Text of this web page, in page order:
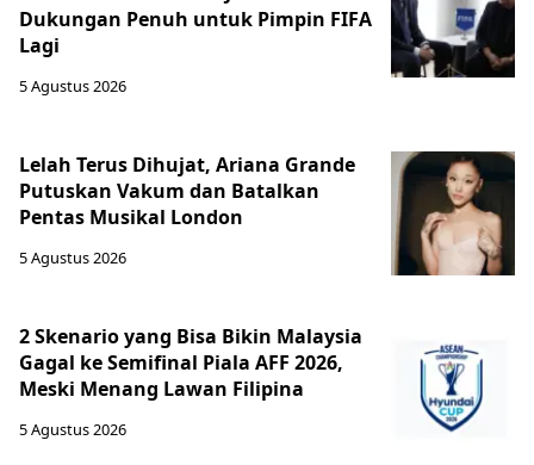
Dukungan Penuh untuk Pimpin FIFA
Lagi
5 Agustus 2026
Lelah Terus Dihujat, Ariana Grande
Putuskan Vakum dan Batalkan
Pentas Musikal London
5 Agustus 2026
2 Skenario yang Bisa Bikin Malaysia
Gagal ke Semifinal Piala AFF 2026,
Meski Menang Lawan Filipina
5 Agustus 2026